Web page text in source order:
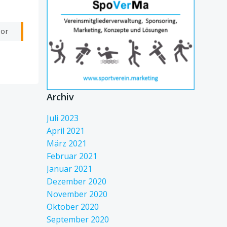
Archiv
Juli 2023
April 2021
März 2021
Februar 2021
Januar 2021
Dezember 2020
November 2020
Oktober 2020
September 2020